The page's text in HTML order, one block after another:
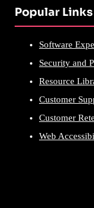
Popular Links
Software
Security and
Resource
Customer
Customer
Web